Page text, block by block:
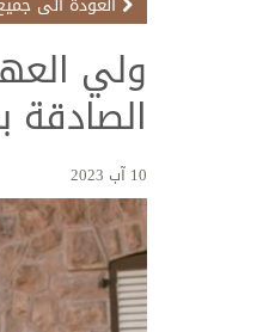
ولي
الصادقة
10 آب 2023